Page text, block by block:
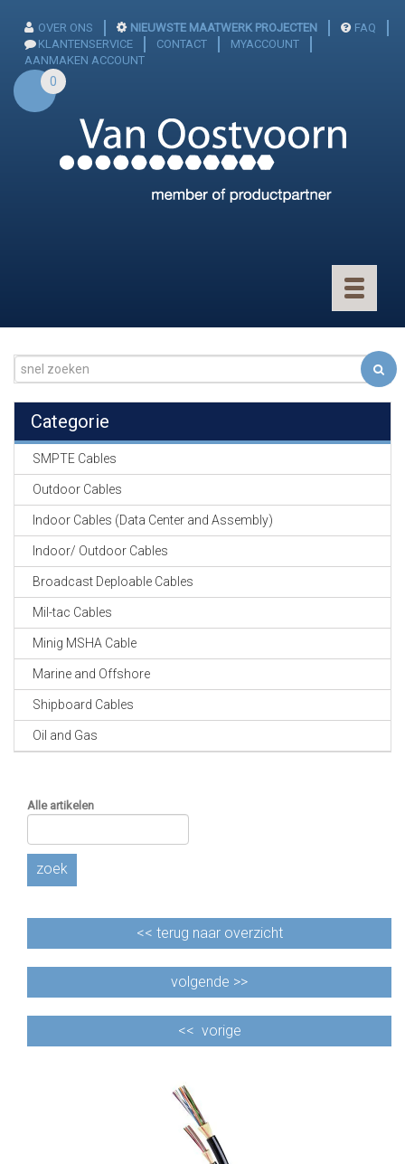
OVER ONS NIEUWSTE MAATWERK PROJECTEN
FAQ
KLANTENSERVICE
CONTACT
MYACCOUNT
AANMAKEN ACCOUNT
0
Toggle
GEVLOCHTEN KOUS
KRIMP KOUS
KOPER KABEL
OP ROL
FIBER CABLE
GE-ASSEMBLEERDE
CABLE EQUIPEMENTS
Categorie
SMPTE Cables
Outdoor Cables
Indoor Cables (Data Center and Assembly)
Indoor/ Outdoor Cables
Broadcast Deploable Cables
Mil-tac Cables
Minig MSHA Cable
Marine and Offshore
Shipboard Cables
Oil and Gas
Alle artikelen
zoek
<< terug naar overzicht
volgende >>
<< vorige